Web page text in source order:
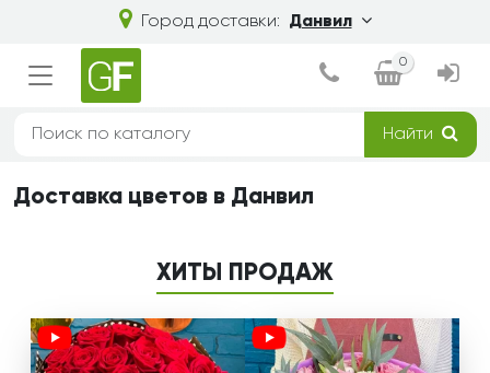
Город доставки: Данвил
0
Найти
Доставка цветов в Данвил
ХИТЫ ПРОДАЖ